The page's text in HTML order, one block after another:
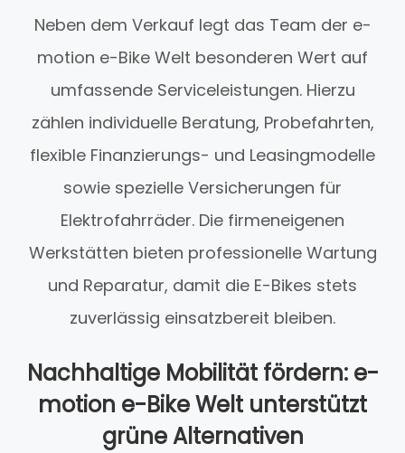
Neben dem Verkauf legt das Team der e-
motion e-Bike Welt besonderen Wert auf
umfassende Serviceleistungen. Hierzu
zählen individuelle Beratung, Probefahrten,
flexible Finanzierungs- und Leasingmodelle
sowie spezielle Versicherungen für
Elektrofahrräder. Die firmeneigenen
Werkstätten bieten professionelle Wartung
und Reparatur, damit die E-Bikes stets
zuverlässig einsatzbereit bleiben.
Nachhaltige Mobilität fördern: e-
motion e-Bike Welt unterstützt
grüne Alternativen